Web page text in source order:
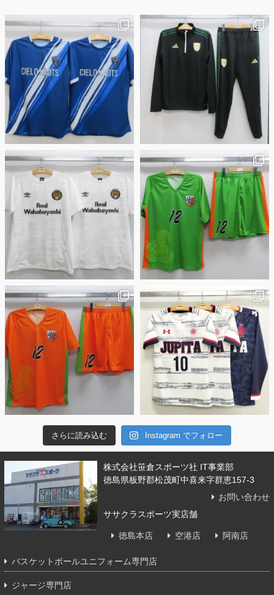
さらに読み込む Instagram でフォロー
株式会社笹倉スポーツ社 IT事業部
徳島県板野郡松茂町中喜来字群恵157-3
お問い合わせ
ササクラスポーツ実店舗
徳島本店 空港店 阿南店
バスケットボールユニフォーム専門店
ジャージ専門店